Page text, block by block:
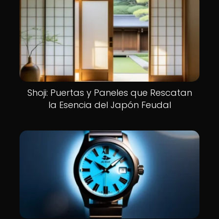
Shoji: Puertas y Paneles que Rescatan
la Esencia del Japón Feudal